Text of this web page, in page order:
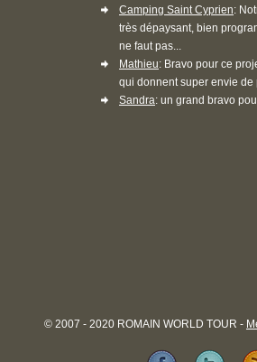
Camping Saint Cyprien:
très dépaysant, bien
ne faut pas...
Mathieu: Bravo pour ce
qui donnent super envie de
Sandra: un grand bravo
© 2007 - 2020 ROMAIN WORLD TOUR -